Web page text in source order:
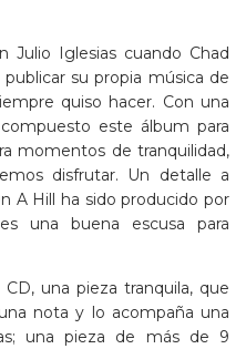
Julio Iglesias cuando Chad
su propia música de
quiso hacer. Con una
este álbum para
momentos de tranquilidad,
disfrutar. Un detalle a
A Hill ha sido producido por
una buena escusa para
una pieza tranquila, que
nota y lo acompaña una
una pieza de más de 9